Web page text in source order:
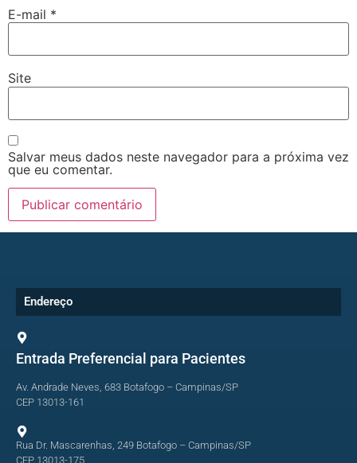
E-mail *
Site
Salvar meus dados neste navegador para a próxima vez
que eu comentar.
Endereço
Entrada Preferencial para Pacientes
Av. Andrade Neves, 683 Botafogo – Campinas/SP
CEP 13013-161
Rua Dr. Mascarenhas, 249 Botafogo – Campinas/SP
CEP 13013-175